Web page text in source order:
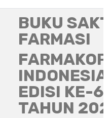
BUKU
FARMASI
INDONESIA
EDISI KE-6
TAHUN